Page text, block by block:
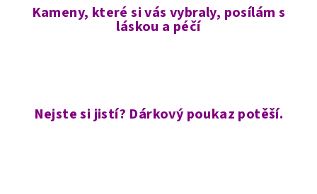
Kameny, které si vás vybraly, posílám s
láskou a péčí
Nejste si jistí? Dárkový poukaz potěší.